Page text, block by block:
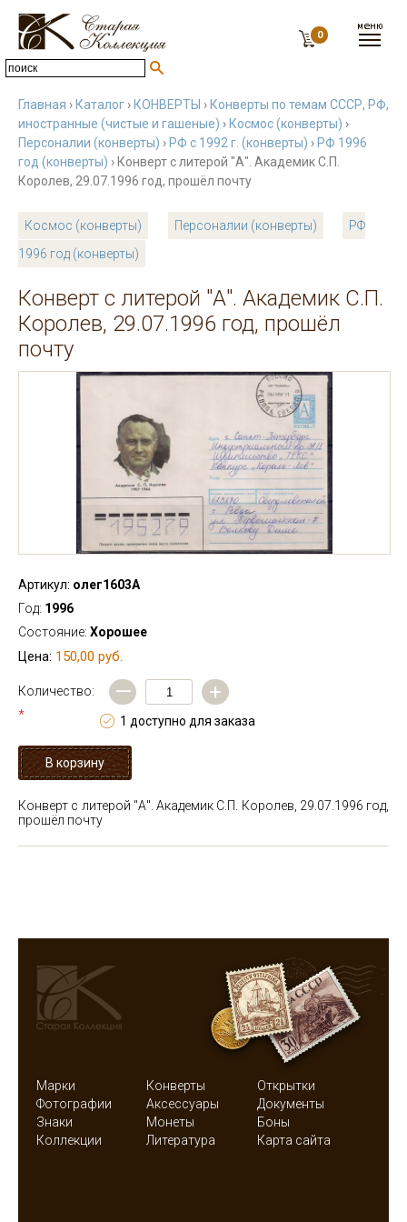
0
Главная › Каталог › КОНВЕРТЫ › Конверты по темам СССР, РФ,
иностранные (чистые и гашеные) › Космос (конверты) ›
Персоналии (конверты) › РФ с 1992 г. (конверты) › РФ 1996
год (конверты) › Конверт с литерой "А". Академик С.П.
Королев, 29.07.1996 год, прошёл почту
Космос (конверты) Персоналии (конверты)
РФ
1996 год (конверты)
Конверт с литерой "А". Академик С.П.
Королев, 29.07.1996 год, прошёл
почту
Артикул: олег1603А
Год: 1996
Состояние: Хорошее
Цена: 150,00 руб.
Количество:
*
— +
1 доступно для заказа
Конверт с литерой "А". Академик С.П. Королев, 29.07.1996 год,
прошёл почту
Марки Конверты
Открытки
Фотографии
Аксессуары
Документы
Знаки
Монеты
Боны
Коллекции
Литература Карта сайта